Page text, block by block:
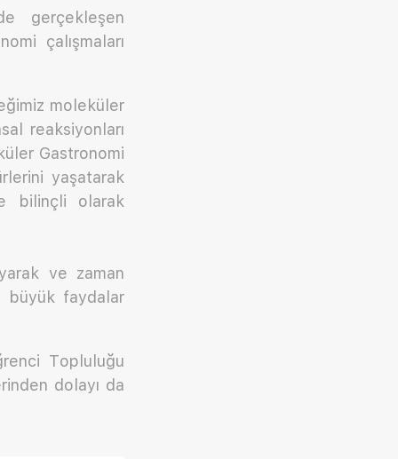
gerçekleşen
çalışmaları
moleküler
reaksiyonları
Gastronomi
yaşatarak
bilinçli olarak
ve zaman
büyük faydalar
Topluluğu
dolayı da